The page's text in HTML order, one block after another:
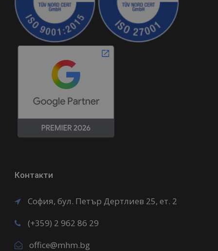
Контакти
София, бул. Петър Дертлиев 25, ет. 2
(+359) 2 962 86 29
office@mhm.bg